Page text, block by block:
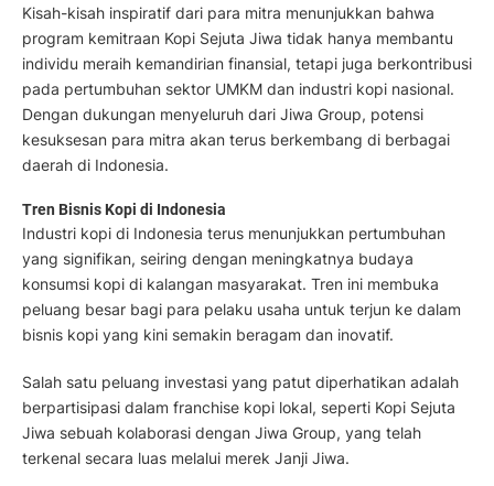
Kisah-kisah inspiratif dari para mitra menunjukkan bahwa
program kemitraan Kopi Sejuta Jiwa tidak hanya membantu
individu meraih kemandirian finansial, tetapi juga berkontribusi
pada pertumbuhan sektor UMKM dan industri kopi nasional.
Dengan dukungan menyeluruh dari Jiwa Group, potensi
kesuksesan para mitra akan terus berkembang di berbagai
daerah di Indonesia.
Tren Bisnis Kopi di Indonesia
Industri kopi di Indonesia terus menunjukkan pertumbuhan
yang signifikan, seiring dengan meningkatnya budaya
konsumsi kopi di kalangan masyarakat. Tren ini membuka
peluang besar bagi para pelaku usaha untuk terjun ke dalam
bisnis kopi yang kini semakin beragam dan inovatif.
Salah satu peluang investasi yang patut diperhatikan adalah
berpartisipasi dalam franchise kopi lokal, seperti Kopi Sejuta
Jiwa sebuah kolaborasi dengan Jiwa Group, yang telah
terkenal secara luas melalui merek Janji Jiwa.